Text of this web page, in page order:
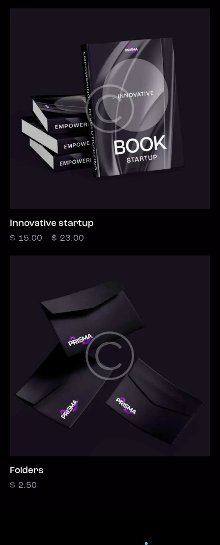
Innovative startup
$ 15.00 – $ 23.00
Folders
$ 2.50